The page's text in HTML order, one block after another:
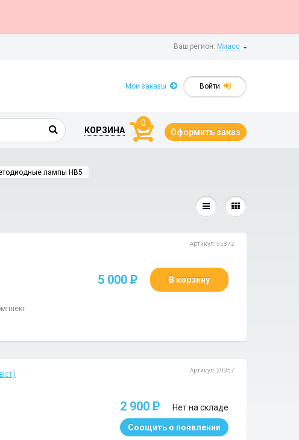
Ваш регион: Миасс
Войти
Мои заказы
КОРЗИНА
0
Оформить заказ
лампы HB5
Артикул: 55872
5 000 P В корзину
Артикул: 29957
2 900 P Нет на складе
Соощить о появлении